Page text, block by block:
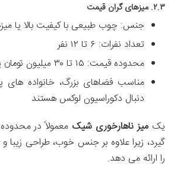
۲.۳. میزهای گران قیمت
جنس: چوب طبیعی با کیفیت بالا یا
تعداد نفرات: ۶ تا ۱۲ نفر
محدوده قیمت: ۱۵ تا ۳۰ میلیون تومان یا بیشتر
مناسب فضاهای بزرگ، خانواده
دنبال دکوراسیون لوکس هستند
یک میز ناهارخوری شیک معمولاً در
گیرد، زیرا علاوه بر جنس خوب، طراحی زیبا
را ارائه می دهد.